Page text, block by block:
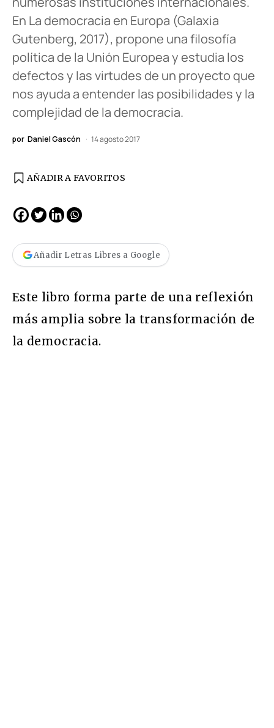
En La democracia en Europa (Galaxia
Gutenberg, 2017), propone una filosofía
política de la Unión Europea y estudia los
defectos y las virtudes de un proyecto que
nos ayuda a entender las posibilidades y la
complejidad de la democracia.
por Daniel Gascón 14 agosto 2017
AÑADIR A FAVORITOS
Añadir Letras Libres a Google
Este libro forma parte de una reflexión
más amplia sobre la transformación de
la democracia.